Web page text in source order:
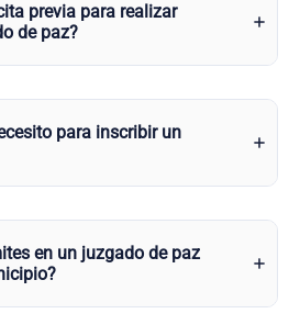
previa para realizar
de paz?
para inscribir un
en un juzgado de paz